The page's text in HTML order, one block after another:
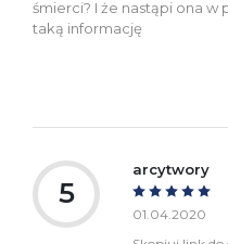
śmierci? I że nastąpi ona w
taką informację
5
arcytwory
01.04.2020